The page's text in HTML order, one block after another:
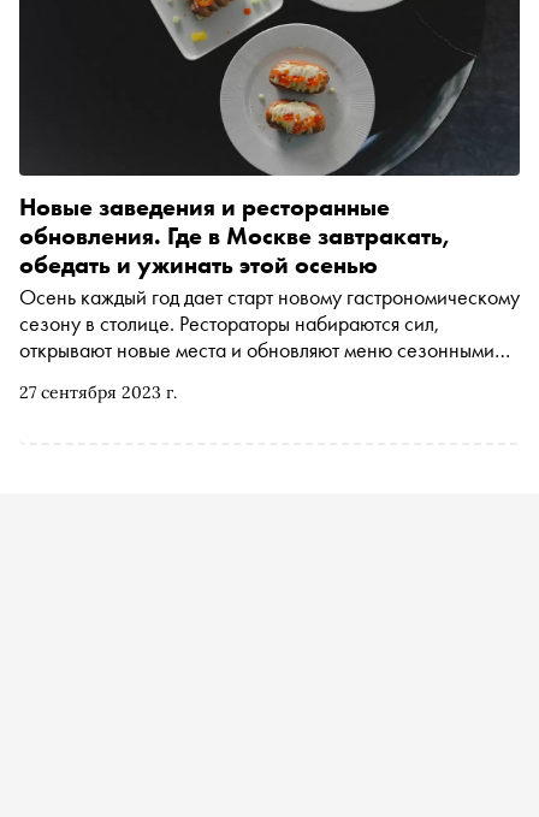
27 сентября 2023 г.
Новые заведения и ресторанные
обновления. Где в Москве завтракать,
обедать и ужинать этой осенью
Осень каждый год дает старт новому гастрономическому
сезону в столице. Рестораторы набираются сил,
открывают новые места и обновляют меню сезонными
ресторанной карты Москвы и выбрал самые интересные